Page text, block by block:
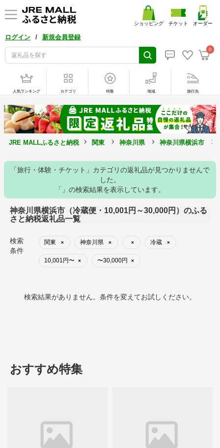
ログイン / 新規会員登録
0
ショッピング チケット オーダー
人気ランキング カテゴリ 特集 地域 旅行先
JRE MALLふるさと納税 関東 神奈川県 神奈川県横浜市
「旅行・体験・チケット」カテゴリの返礼品が見つかりませんで
した。
「」の検索結果を表示しています。
神奈川県横浜市（冷蔵便・10,001円～30,000円）のふる
さと納税返礼品一覧
検索
条件
関東 × 神奈川県 × × 冷蔵 ×
10,001円〜 × 〜30,000円 ×
検索結果がありません。条件を変えてお試しください。
おすすめ特集